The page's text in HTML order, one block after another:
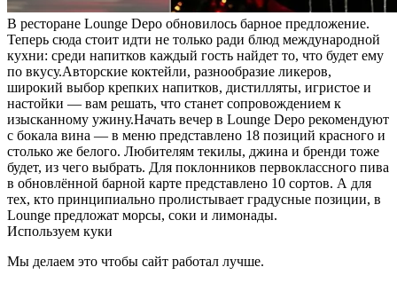
В ресторане Lounge Depo обновилось барное предложение.
Теперь сюда стоит идти не только ради блюд международной
кухни: среди напитков каждый гость найдет то, что будет ему
по вкусу.Авторские коктейли, разнообразие ликеров,
широкий выбор крепких напитков, дистилляты, игристое и
настойки — вам решать, что станет сопровождением к
изысканному ужину.Начать вечер в Lounge Depo рекомендуют
с бокала вина — в меню представлено 18 позиций красного и
столько же белого. Любителям текилы, джина и бренди тоже
будет, из чего выбрать. Для поклонников первоклассного пива
в обновлённой барной карте представлено 10 сортов. А для
тех, кто принципиально пролистывает градусные позиции, в
Lounge предложат морсы, соки и лимонады.
Используем куки
Мы делаем это чтобы сайт работал лучше.